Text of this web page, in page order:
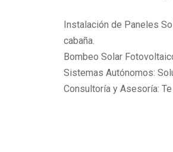
Instalación de Paneles
cabaña.
Bombeo Solar
Sistemas Autónomos:
Consultoría y Asesoría: